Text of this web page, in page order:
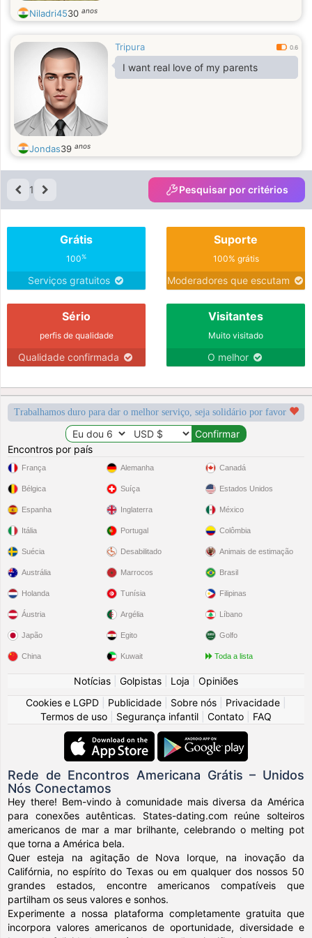
Niladri4530 anos
Tripura 0.6
I want real love of my parents
Jondas39 anos
1 Pesquisar por critérios
Grátis
100%
Serviços gratuitos
Suporte
100% grátis
Moderadores que escutam
Sério
perfis de qualidade
Qualidade confirmada
Visitantes
Muito visitado
O melhor
Trabalhamos duro para dar o melhor serviço, seja solidário por favor
Encontros por país
França
Bélgica
Espanha
Itália
Suécia
Alemanha
Suíça
Inglaterra
Portugal
Desabilitado
Canadá
Estados Unidos
México
Colômbia
Animais de estimação
Austrália
Holanda
Áustria
Japão
China
Marrocos
Tunísia
Argélia
Egito
Kuwait
Brasil
Filipinas
Líbano
Golfo
Toda a lista
Notícias Golpistas Loja
Opiniões
Cookies e LGPD
Publicidade Sobre nós Privacidade
Termos de uso
Segurança infantil Contato FAQ
Rede de Encontros Americana Grátis – Unidos
Nós Conectamos
Hey there! Bem-vindo à comunidade mais diversa da América
para conexões autênticas. States-dating.com reúne solteiros
americanos de mar a mar brilhante, celebrando o melting pot
que torna a América bela.
Quer esteja na agitação de Nova Iorque, na inovação da
Califórnia, no espírito do Texas ou em qualquer dos nossos 50
grandes estados, encontre americanos compatíveis que
partilham os seus valores e sonhos.
Experimente a nossa plataforma completamente gratuita que
incorpora valores americanos de oportunidade, diversidade e